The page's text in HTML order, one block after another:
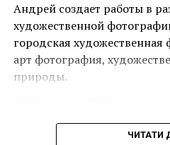
Однією з найяскравіших
виставка двадцяти
Руперта Гарсії, одного з
чикано, представлених
директор і куратор музею,
Андрей создает работы в
художественной
городская
арт фотография,
природы.
ЧИТАТИ